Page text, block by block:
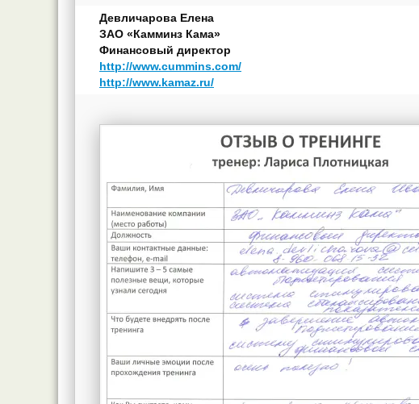
Девличарова Елена
ЗАО «Камминз Кама»
Финансовый директор
http://www.cummins.com/
http://www.kamaz.ru/